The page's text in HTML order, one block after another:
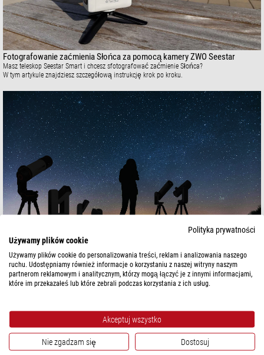
Fotografowanie zaćmienia Słońca za pomocą kamery ZWO Seestar
Masz teleskop Seestar Smart i chcesz sfotografować zaćmienie Słońca?
W tym artykule znajdziesz szczegółową instrukcję krok po kroku.
Teleskopy inteligentne: dlaczego zapoczątkowują nową erę astronomii
Od pomocy dla początkujących po zaawansowaną astrofotografię – dowiedz się, dlaczego
inteligentne teleskopy to przyszłość astronomii!
Polityka prywatności
Używamy plików cookie
Używamy plików cookie do personalizowania treści, reklam i analizowania naszego
ruchu. Udostępniamy również informacje o korzystaniu z naszej witryny naszym
partnerom reklamowym i analitycznym, którzy mogą łączyć je z innymi informacjami,
które im przekazałeś lub które zebrali podczas korzystania z ich usług.
Akceptuj wszystko
Nie zgadzam się Dostosuj